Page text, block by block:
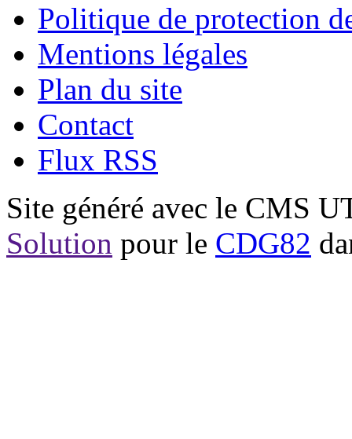
Politique de protection
Mentions légales
Plan du site
Contact
Flux RSS
Site généré avec le CMS
Solution pour le CDG82